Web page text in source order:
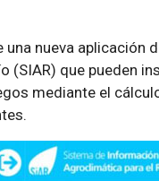
nueva aplicación
(SIAR) que pueden
mediante el